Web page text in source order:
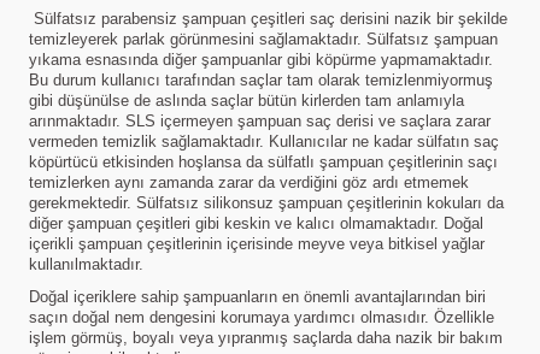
Sülfatsız parabensiz şampuan çeşitleri saç derisini nazik bir şekilde
temizleyerek parlak görünmesini sağlamaktadır. Sülfatsız şampuan
yıkama esnasında diğer şampuanlar gibi köpürme yapmamaktadır.
Bu durum kullanıcı tarafından saçlar tam olarak temizlenmiyormuş
gibi düşünülse de aslında saçlar bütün kirlerden tam anlamıyla
arınmaktadır. SLS içermeyen şampuan saç derisi ve saçlara zarar
vermeden temizlik sağlamaktadır. Kullanıcılar ne kadar sülfatın saç
köpürtücü etkisinden hoşlansa da sülfatlı şampuan çeşitlerinin saçı
temizlerken aynı zamanda zarar da verdiğini göz ardı etmemek
gerekmektedir. Sülfatsız silikonsuz şampuan çeşitlerinin kokuları da
diğer şampuan çeşitleri gibi keskin ve kalıcı olmamaktadır. Doğal
içerikli şampuan çeşitlerinin içerisinde meyve veya bitkisel yağlar
kullanılmaktadır.
Doğal içeriklere sahip şampuanların en önemli avantajlarından biri
saçın doğal nem dengesini korumaya yardımcı olmasıdır. Özellikle
işlem görmüş, boyalı veya yıpranmış saçlarda daha nazik bir bakım